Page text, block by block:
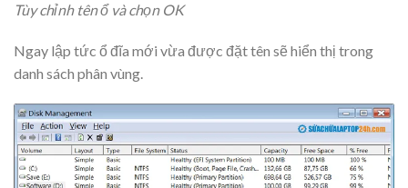
Tùy chỉnh tên ổ và chọn OK
Ngay lập tức ổ đĩa mới vừa được đặt tên sẽ hiển thị trong
danh sách phân vùng.